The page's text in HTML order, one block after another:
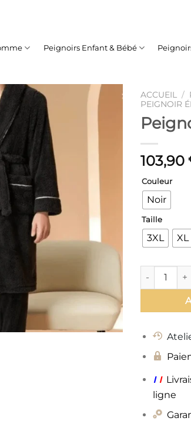
Peignoirs Enfant & Bébé
ACCUEIL /
PEIGNOIR
103,90
Couleur
Noir
Taille
3XL XL
quantité de
ı ı
ligne